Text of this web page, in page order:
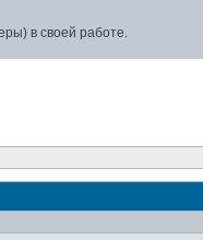
в своей работе.